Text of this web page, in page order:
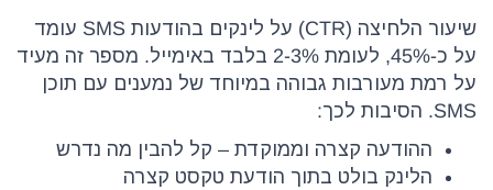
שיעור הלחיצה (CTR) על לינקים בהודעות SMS עומד
על כ-45%, לעומת 2-3% בלבד באימייל. מספר זה מעיד
על רמת מעורבות גבוהה במיוחד של נמענים עם תוכן
SMS. הסיבות לכך:
ההודעה קצרה וממוקדת – קל להבין מה נדרש
הלינק בולט בתוך הודעת טקסט קצרה